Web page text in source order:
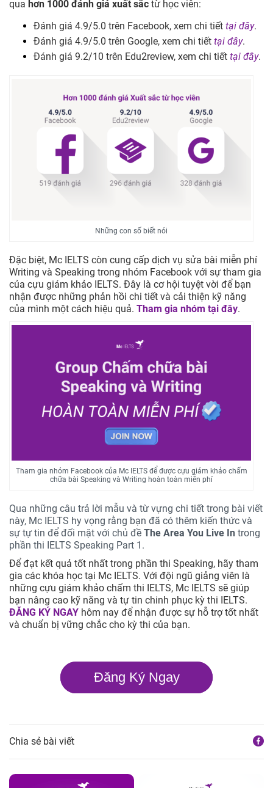
qua hơn 1000 đánh giá xuất sắc từ học viên:
Đánh giá 4.9/5.0 trên Facebook, xem chi tiết tại đây.
Đánh giá 4.9/5.0 trên Google, xem chi tiết tại đây.
Đánh giá 9.2/10 trên Edu2review, xem chi tiết tại đây.
Những con số biết nói
Đặc biệt, Mc IELTS còn cung cấp dịch vụ sửa bài miễn phí
Writing và Speaking trong nhóm Facebook với sự tham gia
của cựu giám khảo IELTS. Đây là cơ hội tuyệt vời để bạn
nhận được những phản hồi chi tiết và cải thiện kỹ năng
của mình một cách hiệu quả. Tham gia nhóm tại đây.
Tham gia nhóm Facebook của Mc IELTS để được cựu giám khảo chấm
chữa bài Speaking và Writing hoàn toàn miễn phí
Qua những câu trả lời mẫu và từ vựng chi tiết trong bài viết
này, Mc IELTS hy vọng rằng bạn đã có thêm kiến thức và
sự tự tin để đối mặt với chủ đề The Area You Live In trong
phần thi IELTS Speaking Part 1.
Để đạt kết quả tốt nhất trong phần thi Speaking, hãy tham
gia các khóa học tại Mc IELTS. Với đội ngũ giảng viên là
những cựu giám khảo chấm thi IELTS, Mc IELTS sẽ giúp
bạn nâng cao kỹ năng và tự tin chinh phục kỳ thi IELTS.
ĐĂNG KÝ NGAY hôm nay để nhận được sự hỗ trợ tốt nhất
và chuẩn bị vững chắc cho kỳ thi của bạn.
Đăng Ký Ngay
Chia sẻ bài viết